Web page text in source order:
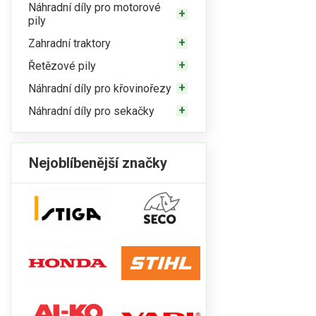
Náhradní díly pro motorové
pily
Zahradní traktory
Řetězové pily
Náhradní díly pro křovinořezy
Náhradní díly pro sekačky
Nejoblíbenější značky